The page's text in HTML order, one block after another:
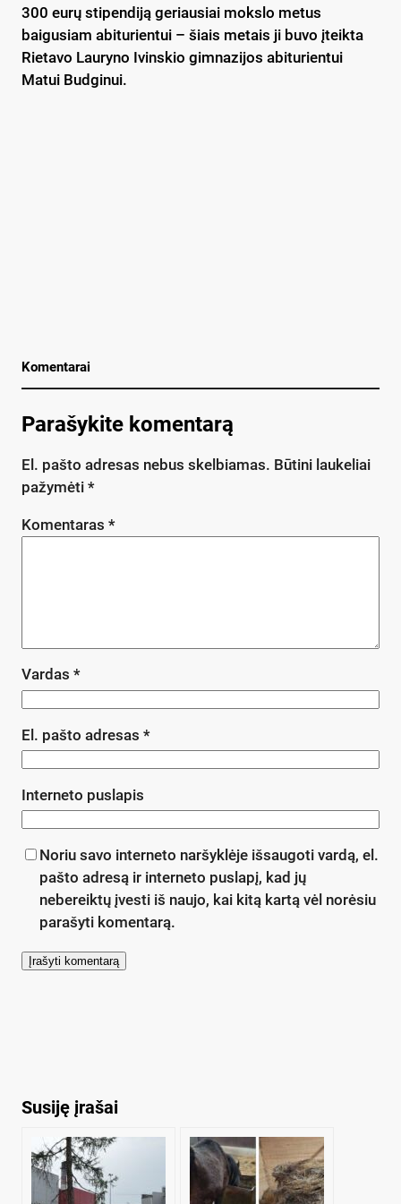
300 eurų stipendiją geriausiai mokslo metus
baigusiam abiturientui – šiais metais ji buvo įteikta
Rietavo Lauryno Ivinskio gimnazijos abiturientui
Matui Budginui.
Komentarai
Parašykite komentarą
El. pašto adresas nebus skelbiamas. Būtini laukeliai
pažymėti *
Komentaras *
Vardas *
El. pašto adresas *
Interneto puslapis
Noriu savo interneto naršyklėje išsaugoti vardą, el.
pašto adresą ir interneto puslapį, kad jų
nebereiktų įvesti iš naujo, kai kitą kartą vėl norėsiu
parašyti komentarą.
Susiję įrašai